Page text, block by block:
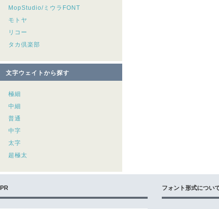
MopStudio/ミウラFONT
モトヤ
リコー
タカ倶楽部
文字ウェイトから探す
極細
中細
普通
中字
太字
超極太
PR フォント形式につい